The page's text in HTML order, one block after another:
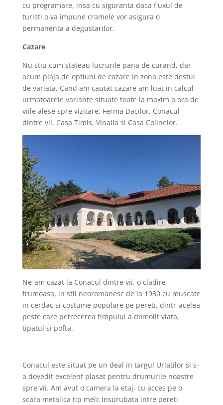
cu programare, insa cu siguranta daca fluxul de
turisti o va impune cramele vor asigura o
permanenta a degustarilor.
Cazare
Nu stiu cum stateau lucrurile pana de curand, dar
acum plaja de optiuni de cazare in zona este destul
de variata. Cand am cautat cazare am luat in calcul
urmatoarele variante situate toate la maxim o ora de
viile alese spre vizitare: Ferma Dacilor, Conacul
dintre vii, Casa Timis, Vinalia si Casa Colinelor.
Ne-am cazat la Conacul dintre vii, o cladire
frumoasa, in stil neoromanesc de la 1930 cu muscate
in cerdac si costume populare pe pereti, dintr-acelea
peste care petrecerea timpului a domolit viata,
tipatul si pofta.
Conacul este situat pe un deal in targul Urlatilor si s-
a dovedit excelent plasat pentru drumurile noastre
spre vii. Am avut o camera la etaj, cu acces pe o
scara metalica tip melc insurubata intre pereti